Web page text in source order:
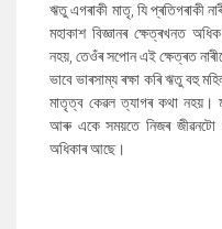
ঋতু এগৰাকী মাতৃ, যি প্ৰতিগৰাকী
মহাকাশ বিজ্ঞানৰ ক্ষেত্ৰখনত
নহয়, তেওঁৰ সপোন এই ক্ষেত্ৰত
ভাবে ভাৰসাম্য ৰক্ষা কৰি ঋতু বহু
মাতৃত্ব কেৱল ত্যাগৰ কথা নহয়।
আৰু একে সময়তে নিজৰ জীৱনটো
অধিকাৰ আছে।